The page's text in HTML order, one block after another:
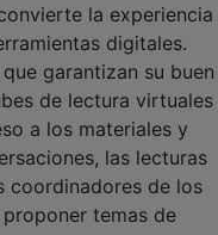
la experiencia
digitales.
garantizan su buen
de lectura virtuales
a los materiales y
las lecturas
coordinadores de los
temas de